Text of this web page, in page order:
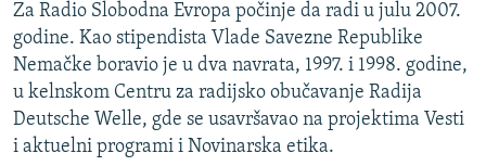
ISPRIČAJ MI
DNEVNO@RSE
SPECIJALI RSE
VIŠE OD NASLOVA
PRATITE NAS
Za Radio Slobodna Evropa počinje da radi u julu 2007.
godine. Kao stipendista Vlade Savezne Republike
Nemačke boravio je u dva navrata, 1997. i 1998. godine,
u kelnskom Centru za radijsko obučavanje Radija
Deutsche Welle, gde se usavršavao na projektima Vesti
i aktuelni programi i Novinarska etika.